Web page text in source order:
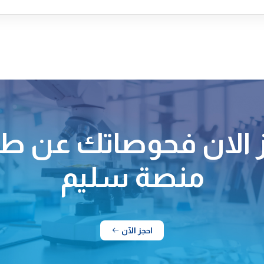
الان فحوصاتك عن
منصة سليم
احجز الآن